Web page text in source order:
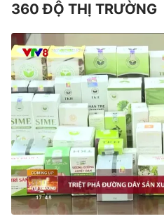
360 ĐỘ THỊ TRƯỜNG